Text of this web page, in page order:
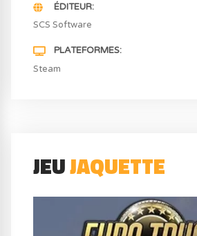
ÉDITEUR
SCS Software
PLATEFORMES
Steam
JEUJAQUETTE